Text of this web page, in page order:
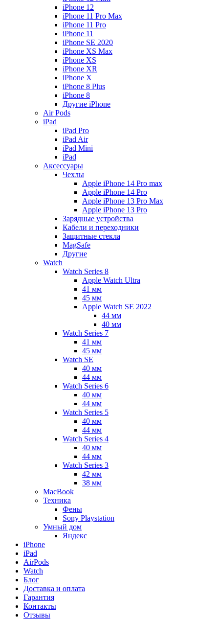
iPhone 12
iPhone 11 Pro Max
iPhone 11 Pro
iPhone 11
iPhone SE 2020
iPhone XS Max
iPhone XS
iPhone XR
iPhone X
iPhone 8 Plus
iPhone 8
Другие iPhone
Air Pods
iPad
iPad Pro
iPad Air
iPad Mini
iPаd
Аксессуары
Чехлы
Apple iPhone 14 Pro max
Apple iPhone 14 Pro
Apple iPhone 13 Pro Max
Apple iPhone 13 Pro
Зарядные устройства
Кабели и переходники
Защитные стекла
MagSafe
Другие
Watch
Watch Series 8
Apple Watch Ultra
41 мм
45 мм
Apple Watch SE 2022
44 мм
40 мм
Watch Series 7
41 мм
45 мм
Watch SE
40 мм
44 мм
Watch Series 6
40 мм
44 мм
Watch Series 5
40 мм
44 мм
Watch Series 4
40 мм
44 мм
Watch Series 3
42 мм
38 мм
MacBook
Техника
Фены
Sony Playstation
Умный дом
Яндекс
iPhone
iPad
AirPods
Watch
Блог
Доставка и оплата
Гарантия
Контакты
Отзывы